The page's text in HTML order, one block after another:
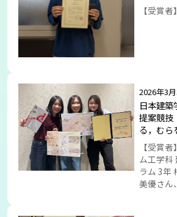
【受賞
2026年3
日本建
提案競技
る，む
【受賞
ム工学科
ラム 3年
美優さん